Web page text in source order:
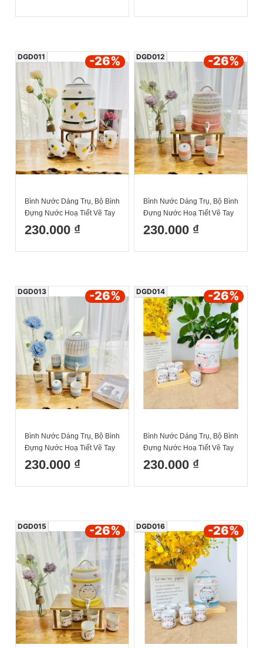
Bình Nước Dáng Trụ, Bộ Bình
Đựng Nước Hoạ Tiết Vẽ Tay
Dứa Vàng Decor Dễ Thương
Cốc Uống Nước Sứ Bát
230.000 ₫
DGD011 -26%
Bình Nước Dáng Trụ, Bộ Bình
Đựng Nước Hoạ Tiết Vẽ Tay
Kẻ Hồng Decor Dễ Thương
Cốc Uống Nước Sứ Bát
230.000 ₫
DGD012 -26%
Bình Nước Dáng Trụ, Bộ Bình
Đựng Nước Hoạ Tiết Vẽ Tay
Kẻ Xanh Decor Dễ Thương
Cốc Uống Nước Sứ Bát
230.000 ₫
DGD013 -26%
Bình Nước Dáng Trụ, Bộ Bình
Đựng Nước Hoạ Tiết Vẽ Tay
Mèo Hồng Decor Dễ Thương
Cốc Uống Nước Sứ Bát
230.000 ₫
DGD014 -26%
DGD015 -26% DGD016 -26%